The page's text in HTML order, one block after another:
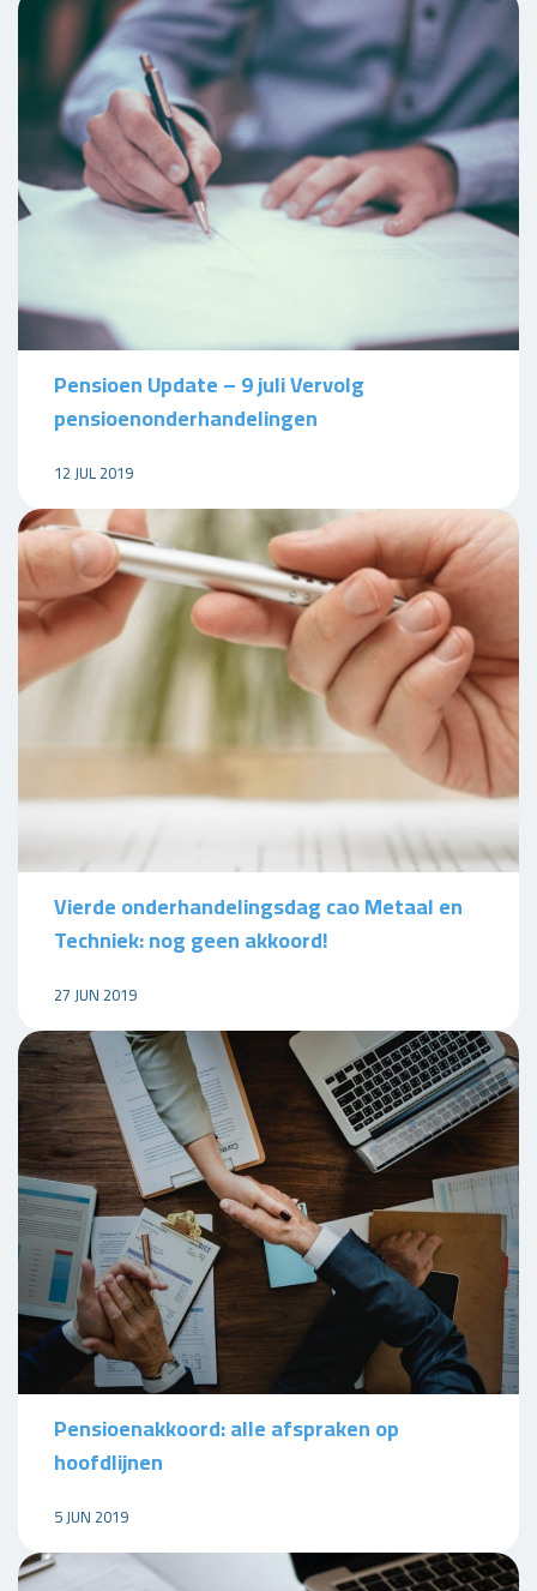
Pensioen Update – 9 juli Vervolg
pensioenonderhandelingen
12 JUL 2019
Vierde onderhandelingsdag cao Metaal en
Techniek: nog geen akkoord!
27 JUN 2019
Pensioenakkoord: alle afspraken op
hoofdlijnen
5 JUN 2019